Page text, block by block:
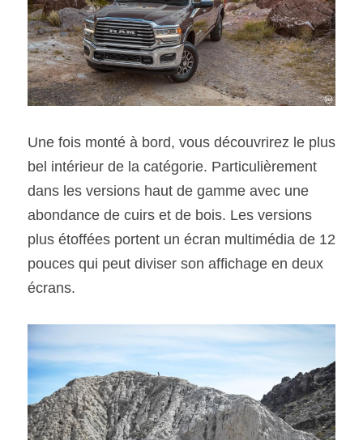
Une fois monté à bord, vous découvrirez le plus
bel intérieur de la catégorie. Particulièrement
dans les versions haut de gamme avec une
abondance de cuirs et de bois. Les versions
plus étoffées portent un écran multimédia de 12
pouces qui peut diviser son affichage en deux
écrans.